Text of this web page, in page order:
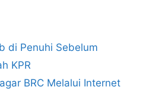
di Penuhi Sebelum
KPR
BRC Melalui Internet